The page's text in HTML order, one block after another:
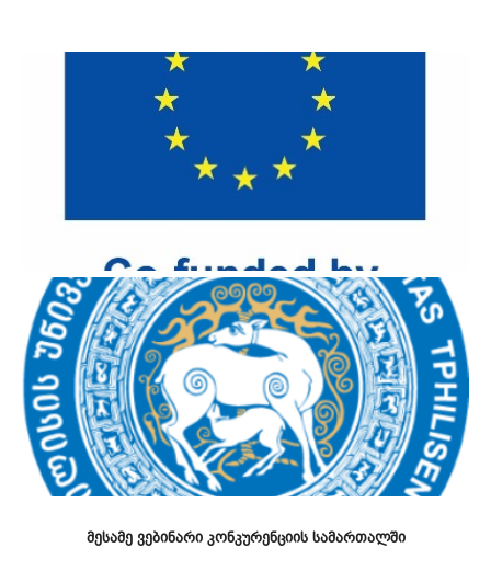
მესამე ვებინარი კონკურენციის სამართალში